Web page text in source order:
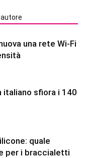
una rete Wi-Fi
italiano sfiora i 140
quale
per i braccialetti